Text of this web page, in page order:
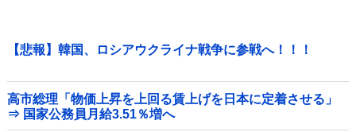
【悲報】韓国、ロシアウクライナ戦争に参戦へ！！！
高市総理「物価上昇を上回る賃上げを日本に定着させる」
⇒ 国家公務員月給3.51％増へ